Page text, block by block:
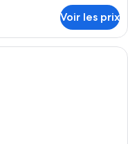
Voir les prix